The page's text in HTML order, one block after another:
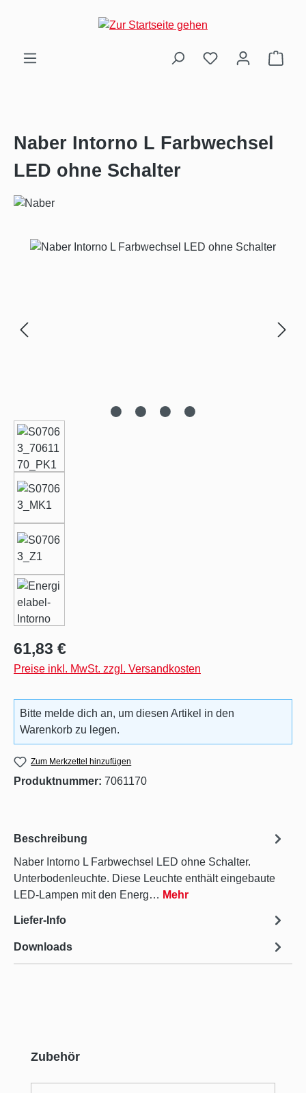
Zum Hauptinhalt springen
Naber Intorno L Farbwechsel
LED ohne Schalter
Bildergalerie überspringen
Regulärer Preis:
61,83 €
Preise inkl. MwSt. zzgl. Versandkosten
Bitte melde dich an, um diesen Artikel in den
Warenkorb zu legen.
Zum Merkzettel hinzufügen
Produktnummer: 7061170
Beschreibung
Naber Intorno L Farbwechsel LED ohne Schalter.
Unterbodenleuchte. Diese Leuchte enthält eingebaute
LED-Lampen mit den Energ… Mehr
Liefer-Info
Downloads
Produktgalerie überspringen
Zubehör